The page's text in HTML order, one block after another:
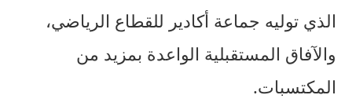
الذي توليه جماعة أكادير للقطاع الرياضي،
والآفاق المستقبلية الواعدة بمزيد من
المكتسبات.